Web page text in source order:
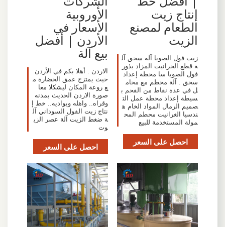
إنتاج زيت
الطعام لمصنع
الزيت
زيت فول الصويا آلة سحق آل
ة قطع الجرانيت المزاد بذور
فول الصويا سا محطة إعداد
سحق . آلة محطم مع محام
ل في عدة نقاط من الفحم ب
سيطة إعداد محطة عمل الت
صميم الرمال المواد الخام ه
ندسيا الغرانيت محطم المح
مولة المستخدمة للبيع
احصل على السعر
الأوروبية
الأسعار في
الأردن | أفضل
بيع آلة
الاردن . أهلا بكم في الأردن
حيث يمتزج عمق الحضارة م
ع روعة المكان ليشكلا معا
صورة الاردن الحديث بمدنه
وقراه.. واهله وبواديه.. خط إ
نتاج زيت الفول السوداني آل
ة ضغط الزيت آلة عصر الزي
وت
احصل على السعر